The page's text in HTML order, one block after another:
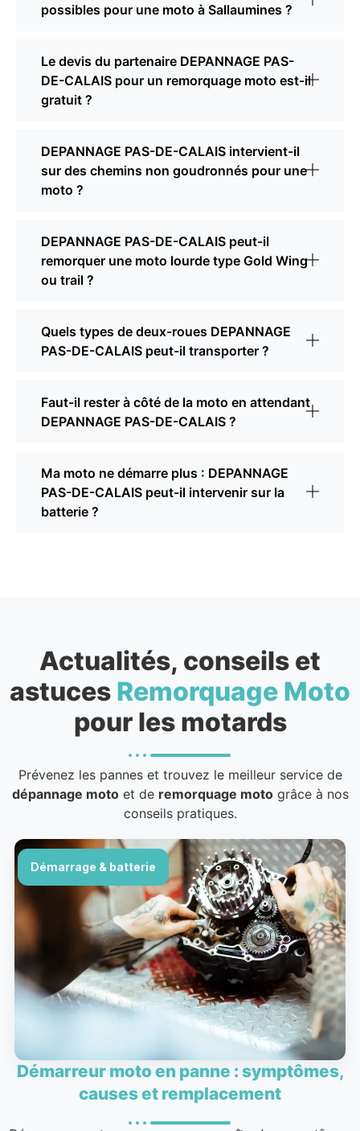
possibles pour une moto à Sallaumines ?
Le devis du partenaire DEPANNAGE PAS-
DE-CALAIS pour un remorquage moto est-il
gratuit ?
DEPANNAGE PAS-DE-CALAIS intervient-il
sur des chemins non goudronnés pour une
moto ?
DEPANNAGE PAS-DE-CALAIS peut-il
remorquer une moto lourde type Gold Wing
ou trail ?
Quels types de deux-roues DEPANNAGE
PAS-DE-CALAIS peut-il transporter ?
Faut-il rester à côté de la moto en attendant
DEPANNAGE PAS-DE-CALAIS ?
Ma moto ne démarre plus : DEPANNAGE
PAS-DE-CALAIS peut-il intervenir sur la
batterie ?
Actualités, conseils et
astuces Remorquage Moto
pour les motards
Prévenez les pannes et trouvez le meilleur service de
dépannage motoet de remorquage motogrâce à nos
conseils pratiques.
Démarrage & batterie
Démarreur moto en panne : symptômes,
causes et remplacement